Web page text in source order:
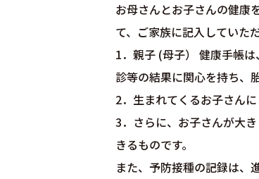
お母さんとお子さんの健康
て、ご家族に記入していた
1．親子 (母子） 健康手帳
診等の結果に関心を持ち、
2．生まれてくるお子さん
3．さらに、お子さんが大
きるものです。
また、予防接種の記録は、